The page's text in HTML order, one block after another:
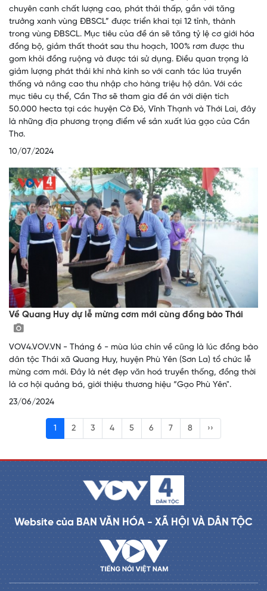
chuyên canh chất lượng cao, phát thải thấp, gắn với tăng
trưởng xanh vùng ĐBSCL” được triển khai tại 12 tỉnh, thành
trong vùng ĐBSCL. Mục tiêu của đề án sẽ tăng tỷ lệ cơ giới hóa
đồng bộ, giảm thất thoát sau thu hoạch, 100% rơm được thu
gom khỏi đồng ruộng và được tái sử dụng. Điều quan trọng là
giảm lượng phát thải khí nhà kính so với canh tác lúa truyền
thống và nâng cao thu nhập cho hàng triệu hộ dân. Với các
mục tiêu cụ thể, Cần Thơ sẽ tham gia đề án với diện tích
50.000 hecta tại các huyện Cờ Đỏ, Vĩnh Thạnh và Thới Lai, đây
là những địa phương trọng điểm về sản xuất lúa gạo của Cần
Thơ.
10/07/2024
Về Quang Huy dự lễ mừng cơm mới cùng đồng bào Thái
VOV4.VOV.VN - Tháng 6 - mùa lúa chín về cũng là lúc đồng bào
dân tộc Thái xã Quang Huy, huyện Phù Yên (Sơn La) tổ chức lễ
mừng cơm mới. Đây là nét đẹp văn hoá truyền thống, đồng thời
là cơ hội quảng bá, giới thiệu thương hiệu “Gạo Phù Yên".
23/06/2024
1 2 3 4 5 6 7 8 ››
Website của BAN VĂN HÓA - XÃ HỘI VÀ DÂN TỘC